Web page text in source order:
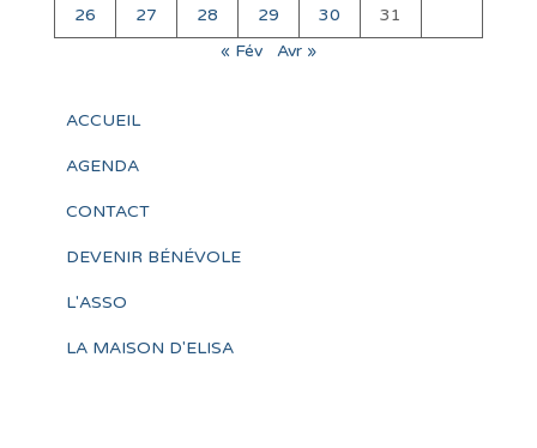
26 27 28 29 30
31
« Fév
Avr »
ACCUEIL
AGENDA
CONTACT
DEVENIR BÉNÉVOLE
L'ASSO
LA MAISON D'ELISA